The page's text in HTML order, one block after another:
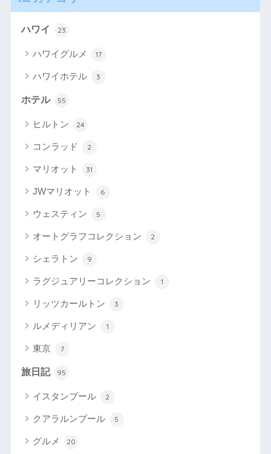
ハワイ 23
ハワイグルメ 17
ハワイホテル 3
ホテル 55
ヒルトン 24
コンラッド 2
マリオット 31
JWマリオット 6
ウェスティン 5
オートグラフコレクション 2
シェラトン 9
ラグジュアリーコレクション 1
リッツカールトン 3
ルメディリアン 1
東京 7
旅日記 95
イスタンブール 2
クアラルンプール 5
グルメ 20